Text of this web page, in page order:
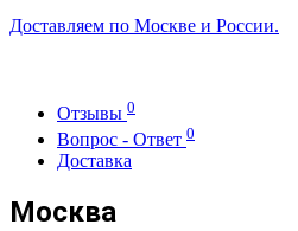
Доставляем по Москве и России.
Отзывы 0
Вопрос - Ответ 0
Доставка
Москва